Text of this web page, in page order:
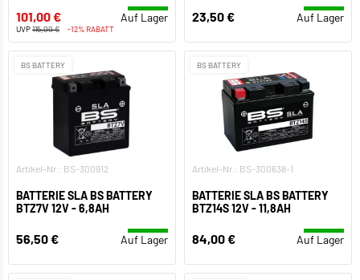
101,00 € Auf Lager
UVP115,00 € -12% RABATT
23,50 € Auf Lager
BS BATTERY
Artikel-Nr.: BS-300912
BATTERIE SLA BS BATTERY
BTZ7V 12V - 6,8AH
56,50 € Auf Lager
BS BATTERY
Artikel-Nr.: BS-300638-1
BATTERIE SLA BS BATTERY
BTZ14S 12V - 11,8AH
84,00 € Auf Lager